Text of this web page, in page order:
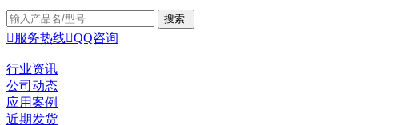
 服务热线QQ咨询
行业资讯
公司动态
应用案例
近期发货